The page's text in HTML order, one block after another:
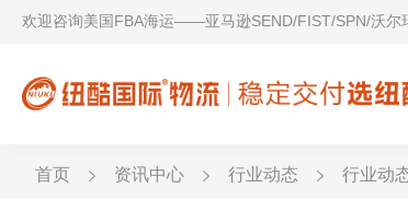
欢迎咨询美国FBA海运——亚马逊SEND/FIST/SPN/沃尔
首页 资讯中心 行业动态 行业动